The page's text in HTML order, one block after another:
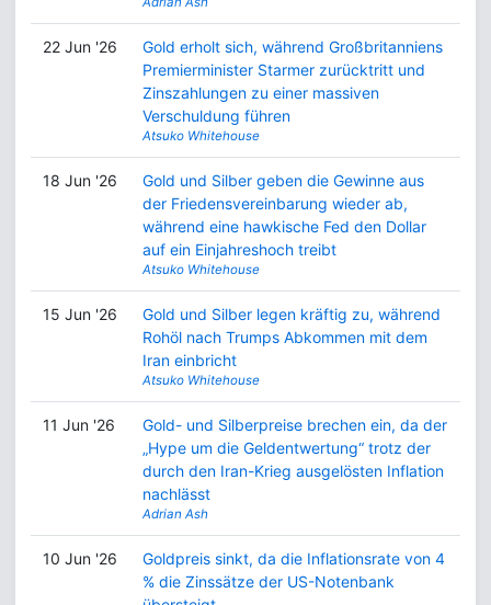
22 Jun '26
Gold erholt sich, während Großbritanniens
Premierminister Starmer zurücktritt und
Zinszahlungen zu einer massiven
Verschuldung führen
Atsuko Whitehouse
18 Jun '26
Gold und Silber geben die Gewinne aus
der Friedensvereinbarung wieder ab,
während eine hawkische Fed den Dollar
auf ein Einjahreshoch treibt
Atsuko Whitehouse
15 Jun '26
Gold und Silber legen kräftig zu, während
Rohöl nach Trumps Abkommen mit dem
Iran einbricht
Atsuko Whitehouse
11 Jun '26
Gold- und Silberpreise brechen ein, da der
„Hype um die Geldentwertung“ trotz der
durch den Iran-Krieg ausgelösten Inflation
nachlässt
Adrian Ash
10 Jun '26
Goldpreis sinkt, da die Inflationsrate von 4
% die Zinssätze der US-Notenbank